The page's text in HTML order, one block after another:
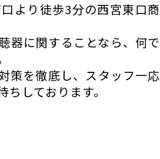
より徒歩3分の西宮東口
器に関することなら、何
策を徹底し、スタッフ一
しております。